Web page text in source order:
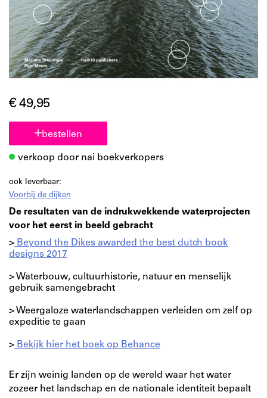
€ 49,95
bestellen
verkoop door nai boekverkopers
ook leverbaar:
Voorbij de dijken
De resultaten van de indrukwekkende waterprojecten
voor het eerst in beeld gebracht
> Beyond the Dikes awarded the best dutch book
designs 2017
> Waterbouw, cultuurhistorie, natuur en menselijk
gebruik samengebracht
> Weergaloze waterlandschappen verleiden om zelf op
expeditie te gaan
> Bekijk hier het boek op Behance
Er zijn weinig landen op de wereld waar het water
zozeer het landschap en de nationale identiteit bepaalt